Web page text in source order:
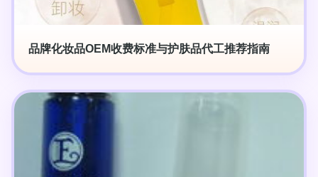
品牌化妆品OEM收费标准与护肤品代工推荐指南